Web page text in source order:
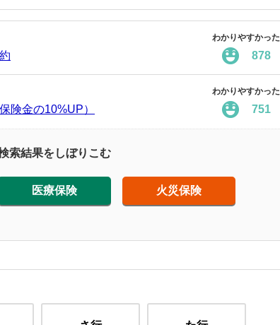
わかりやすかった
878
険金の10%UP）
わかりやすかった
751
索結果をしぼりこむ
医療保険 火災保険